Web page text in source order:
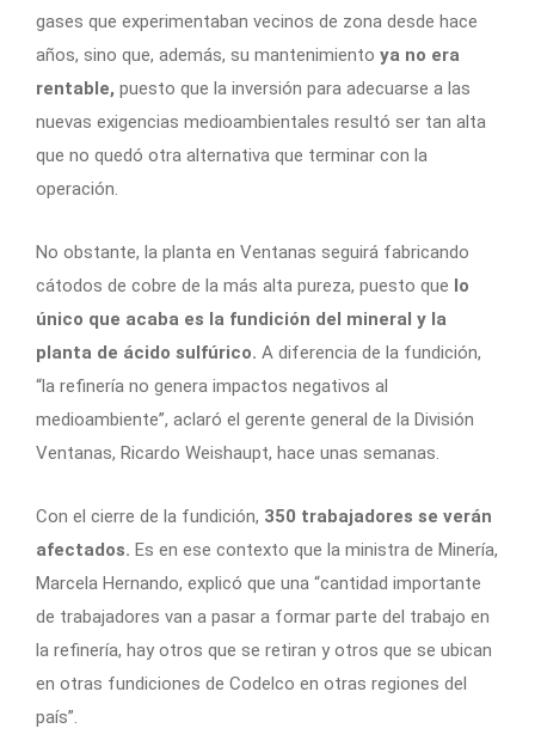
gases que experimentaban vecinos de zona desde hace
años, sino que, además, su mantenimiento ya no era
rentable, puesto que la inversión para adecuarse a las
nuevas exigencias medioambientales resultó ser tan alta
que no quedó otra alternativa que terminar con la
operación.
No obstante, la planta en Ventanas seguirá fabricando
cátodos de cobre de la más alta pureza, puesto que lo
único que acaba es la fundición del mineral y la
planta de ácido sulfúrico. A diferencia de la fundición,
“la refinería no genera impactos negativos al
medioambiente”, aclaró el gerente general de la División
Ventanas, Ricardo Weishaupt, hace unas semanas.
Con el cierre de la fundición, 350 trabajadores se verán
afectados. Es en ese contexto que la ministra de Minería,
Marcela Hernando, explicó que una “cantidad importante
de trabajadores van a pasar a formar parte del trabajo en
la refinería, hay otros que se retiran y otros que se ubican
en otras fundiciones de Codelco en otras regiones del
país”.